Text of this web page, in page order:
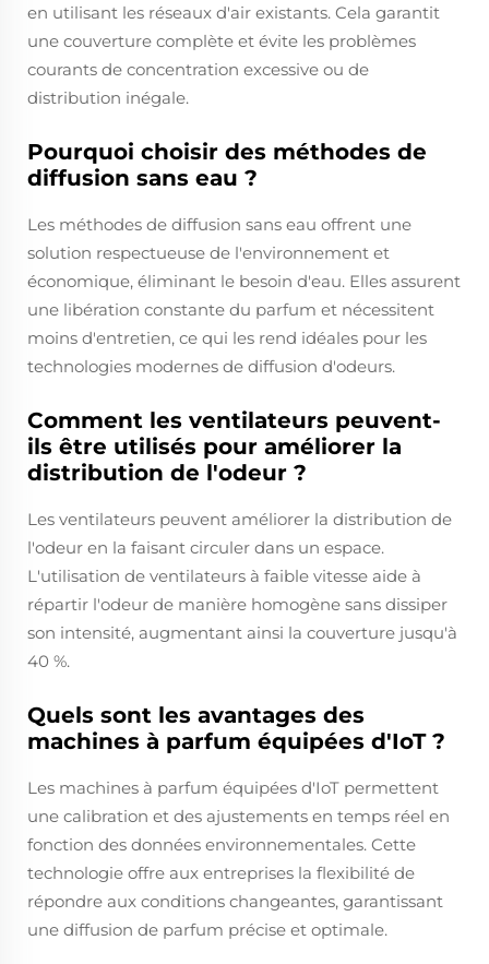
en utilisant les réseaux d'air existants. Cela garantit
une couverture complète et évite les problèmes
courants de concentration excessive ou de
distribution inégale.
Pourquoi choisir des méthodes de
diffusion sans eau ?
Les méthodes de diffusion sans eau offrent une
solution respectueuse de l'environnement et
économique, éliminant le besoin d'eau. Elles assurent
une libération constante du parfum et nécessitent
moins d'entretien, ce qui les rend idéales pour les
technologies modernes de diffusion d'odeurs.
Comment les ventilateurs peuvent-
ils être utilisés pour améliorer la
distribution de l'odeur ?
Les ventilateurs peuvent améliorer la distribution de
l'odeur en la faisant circuler dans un espace.
L'utilisation de ventilateurs à faible vitesse aide à
répartir l'odeur de manière homogène sans dissiper
son intensité, augmentant ainsi la couverture jusqu'à
40 %.
Quels sont les avantages des
machines à parfum équipées d'IoT ?
Les machines à parfum équipées d'IoT permettent
une calibration et des ajustements en temps réel en
fonction des données environnementales. Cette
technologie offre aux entreprises la flexibilité de
répondre aux conditions changeantes, garantissant
une diffusion de parfum précise et optimale.